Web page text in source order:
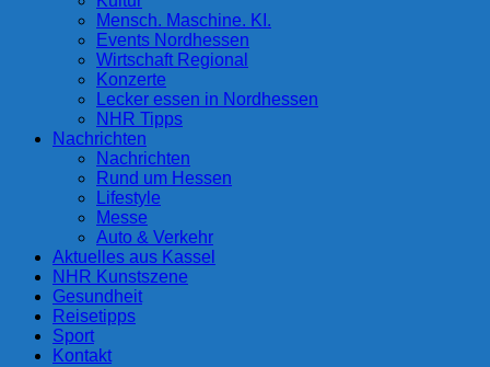
Mensch. Maschine. KI.
Events Nordhessen
Wirtschaft Regional
Konzerte
Lecker essen in Nordhessen
NHR Tipps
Nachrichten
Nachrichten
Rund um Hessen
Lifestyle
Messe
Auto & Verkehr
Aktuelles aus Kassel
NHR Kunstszene
Gesundheit
Reisetipps
Sport
Kontakt